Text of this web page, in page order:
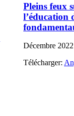
Pleins feux
l’éducation
Décembre 2022
Télécharger: